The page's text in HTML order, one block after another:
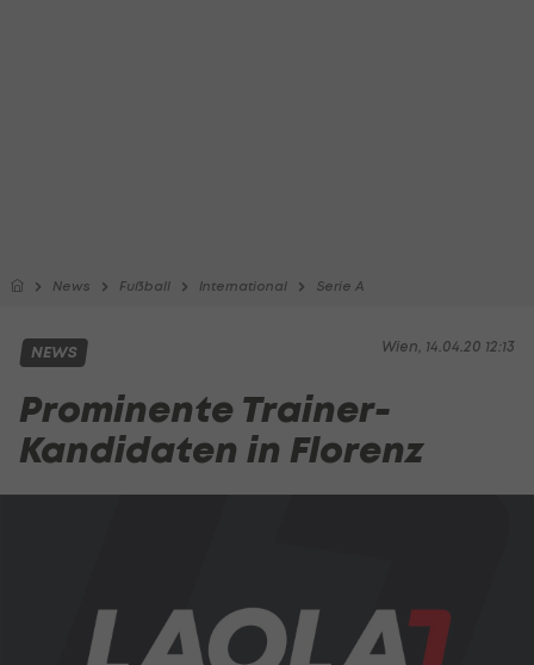
News Fußball International Serie A
Wien, 14.04.20 12:13
NEWS
Prominente Trainer-
Kandidaten in Florenz